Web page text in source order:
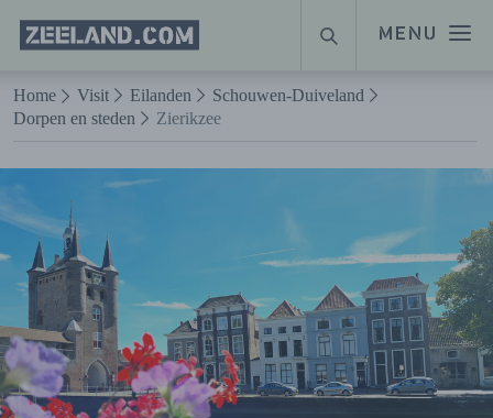
Naar hoofdinhoud
MENU
Homepage
Zeeland.com
ZOEKEN
Home Visit Eilanden
Schouwen-Duiveland
Dorpen en steden
Zierikzee